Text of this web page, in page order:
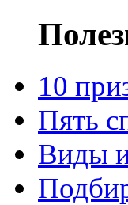
10
Пять
Виды